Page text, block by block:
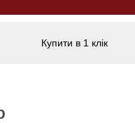
Купити в 1 клік